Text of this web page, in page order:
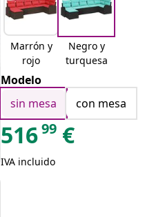
Marrón y
rojo
Negro y
turquesa
Modelo
sin mesa
con mesa
51699 €
IVA incluido